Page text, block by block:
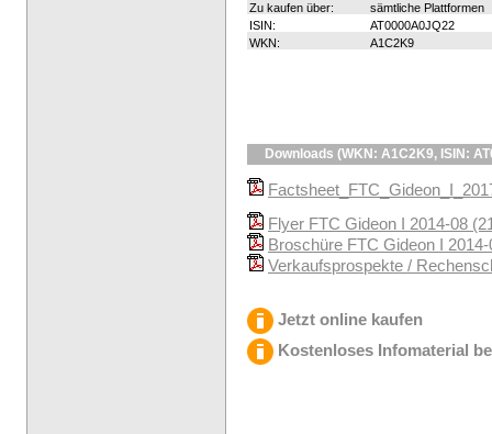
Zu kaufen über:
sämtliche Plattformen
ISIN:
AT0000A0JQ22
WKN:
A1C2K9
Downloads (WKN: A1C2K9, ISIN:
Flyer FTC Gideon I 2014-08
Broschüre FTC Gideon I
Verkaufsprospekte /
Jetzt online kaufen
Kostenloses Infomaterial